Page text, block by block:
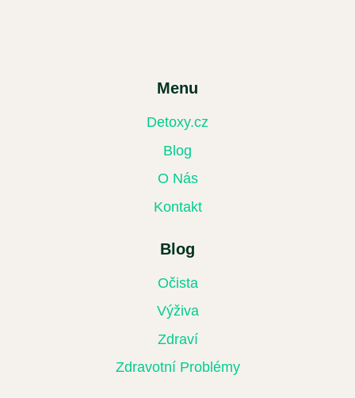
Menu
Detoxy.cz
Blog
O Nás
Kontakt
Blog
Očista
Výživa
Zdraví
Zdravotní Problémy